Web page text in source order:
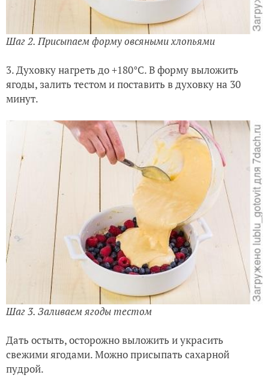
Шаг 2. Присыпаем форму овсяными хлопьями
3. Духовку нагреть до +180°C. В форму выложить
ягоды, залить тестом и поставить в духовку на 30
минут.
Шаг 3. Заливаем ягоды тестом
Дать остыть, осторожно выложить и украсить
свежими ягодами. Можно присыпать сахарной
пудрой.